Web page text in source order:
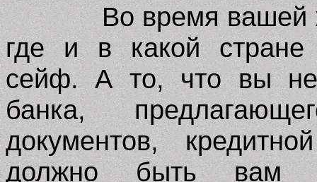
Во время вашей
где и в какой стране
сейф. А то, что вы не
банка,
документов,
должно быть вам